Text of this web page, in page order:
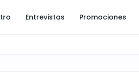
Entrevistas Promociones